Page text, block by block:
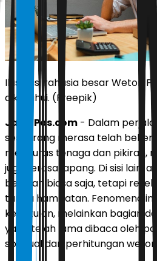
Ilustrasi rahasia besar Weton
diketahui. (Freepik)
JawaPos.com - Dalam
seseorang merasa telah
menguras tenaga dan pikiran,
juga terasa lapang. Di sisi lain,
berjalan biasa saja, tetapi
tanpa hambatan. Fenomena
kebetulan, melainkan bagian
yang telah lama dibaca oleh
spiritual dan perhitungan weton.